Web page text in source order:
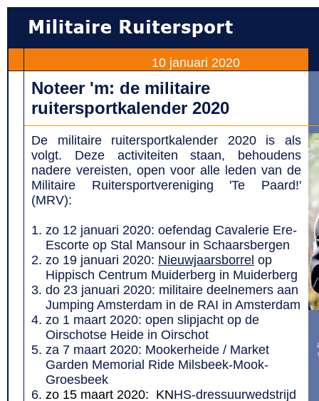
10 januari 2020
Noteer 'm: de militaire
ruitersportkalender 2020
De militaire ruitersportkalender 2020 is als
volgt. Deze activiteiten staan, behoudens
nadere vereisten, open voor alle leden van de
Militaire Ruitersportvereniging 'Te Paard!'
(MRV):
zo 12 januari 2020: oefendag Cavalerie Ere-
Escorte op Stal Mansour in Schaarsbergen
zo 19 januari 2020: Nieuwjaarsborrel op
Hippisch Centrum Muiderberg in Muiderberg
do 23 januari 2020: militaire deelnemers aan
Jumping Amsterdam in de RAI in Amsterdam
zo 1 maart 2020: open slipjacht op de
Oirschotse Heide in Oirschot
za 7 maart 2020: Mookerheide / Market
Garden Memorial Ride Milsbeek-Mook-
Groesbeek
zo 15 maart 2020: KNHS-dressuurwedstrijd